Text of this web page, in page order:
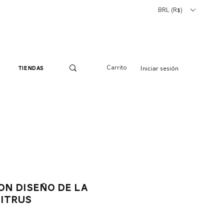
BRL (R$)
tiendas Carrito Iniciar sesión
diseño de la